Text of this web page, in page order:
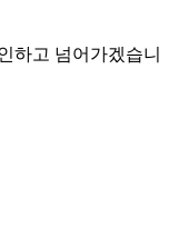
하고 넘어가겠습니